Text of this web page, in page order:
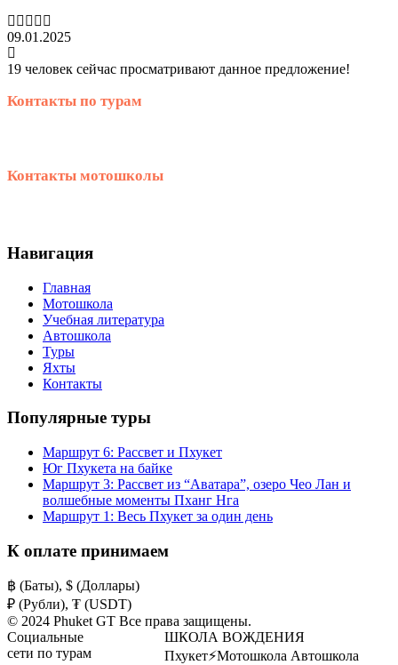
09.01.2025
19 человек сейчас просматривают данное предложение!
Контакты по турам
Контакты мотошколы
Навигация
Главная
Мотошкола
Учебная литература
Автошкола
Туры
Яхты
Контакты
Популярные туры
Маршрут 6: Рассвет и Пхукет
Юг Пхукета на байке
Маршрут 3: Рассвет из “Аватара”, озеро Чео Лан и
волшебные моменты Пханг Нга
Маршрут 1: Весь Пхукет за один день
К оплате принимаем
฿ (Баты), $ (Доллары)
₽ (Рубли), ₮ (USDT)
© 2024 Phuket GT Все права защищены.
Социальные
сети по турам
ШКОЛА ВОЖДЕНИЯ
Пхукет⚡️Мотошкола Автошкола